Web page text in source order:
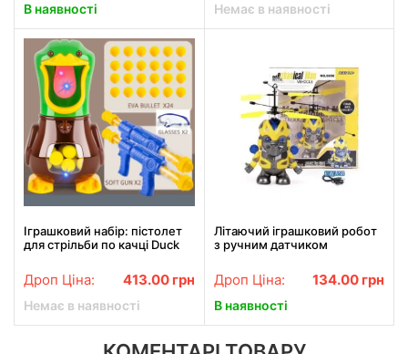
В наявності Немає в наявності
Іграшковий набір: пістолет
для стрільби по качці Duck
тир, Качка з рушницею
Дроп Ціна: 413.00 грн
Немає в наявності
Літаючий іграшковий робот
з ручним датчиком
Дроп Ціна: 134.00 грн
В наявності